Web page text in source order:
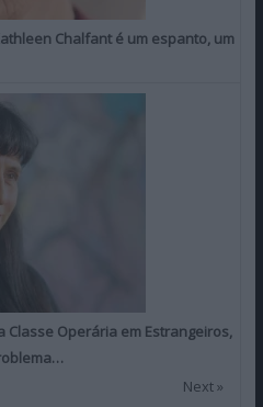
Chalfant é um espanto, um
Classe Operária em Estrangeiros,
Next »